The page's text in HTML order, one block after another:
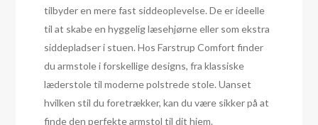
tilbyder en mere fast siddeoplevelse. De er ideelle
til at skabe en hyggelig læsehjørne eller som ekstra
siddepladser i stuen. Hos Farstrup Comfort finder
du armstole i forskellige designs, fra klassiske
læderstole til moderne polstrede stole. Uanset
hvilken stil du foretrækker, kan du være sikker på at
finde den perfekte armstol til dit hjem.